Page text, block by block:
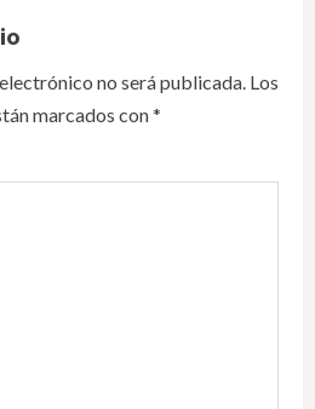
no será publicada. Los
marcados con*